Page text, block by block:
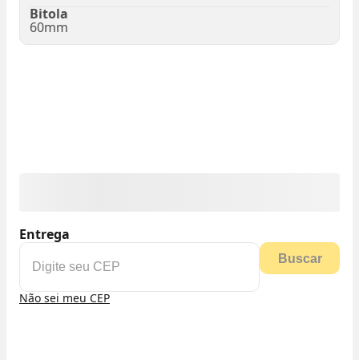
Bitola
60mm
Entrega
Buscar
Não sei meu CEP